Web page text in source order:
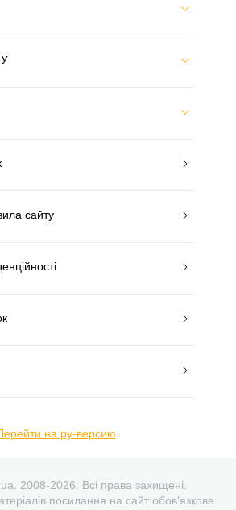
сайту
на ру-версию
2008-2026. Всі права захищені.
посилання на сайт обов'язкове.